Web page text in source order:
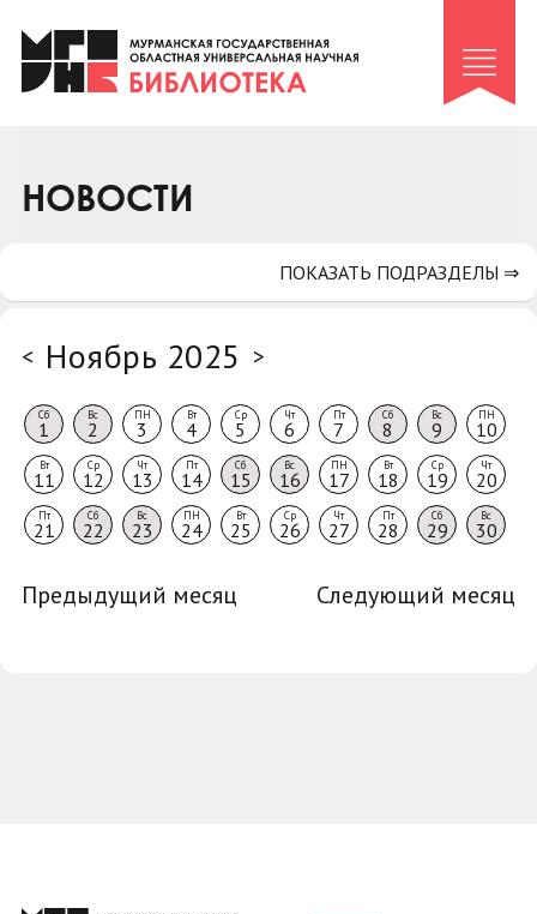
Клуб «Гиря и сельдерей»
Клуб «Семейный архив»
Коллегам
НОВОСТИ
< Ноябрь 2025 >
Сб
1
Вс
2
ПН
3
Вт
4
Ср
5
Чт
6
Пт
7
Сб
8
Вс
9
ПН
10
Вт
11
Ср
12
Чт
13
Пт
14
Сб
15
Вс
16
ПН
17
Вт
18
Ср
19
Чт
20
Пт
21
Сб
22
Вс
23
ПН
24
Вт
25
Ср
26
Чт
27
Пт
28
Сб
29
Вс
30
Предыдущий месяц Следующий месяц
ПОКАЗАТЬ ПОДРАЗДЕЛЫ ⇒